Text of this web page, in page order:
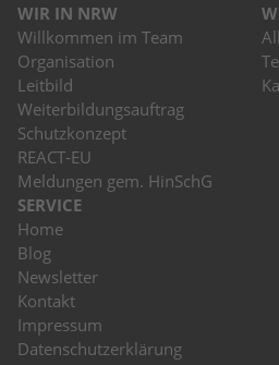
WIR IN NRW
Willkommen im Team
Organisation
Leitbild
Weiterbildungsauftrag
Schutzkonzept
REACT-EU
Meldungen gem. HinSchG
SERVICE
Home
Blog
Newsletter
Kontakt
Impressum
Datenschutzerklärung